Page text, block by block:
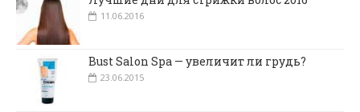
11.06.2016
Bust Salon Spa — увеличит ли грудь?
23.06.2015